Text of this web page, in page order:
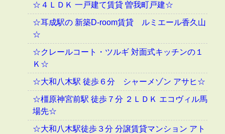
☆４ＬＤＫ 一戸建て賃貸 曽我町戸建☆
☆耳成駅の 新築D-room賃貸 ルミエール香久山
☆
☆クレールコート・ツルギ 対面式キッチンの１
Ｋ☆
☆大和八木駅 徒歩６分 シャーメゾン アサヒ☆
☆橿原神宮前駅 徒歩７分 ２ＬＤＫ エコヴィル馬
場先☆
☆大和八木駅徒歩３分 分譲賃貸マンション アト